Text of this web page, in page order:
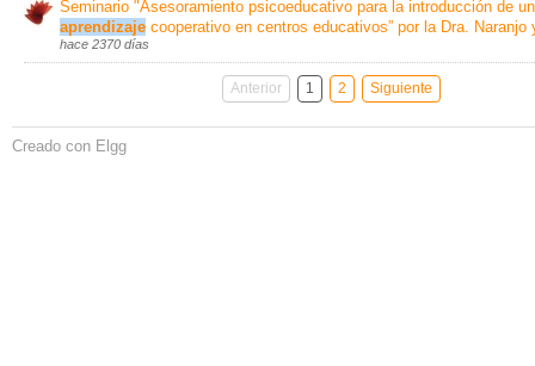
Seminario "Asesoramiento psicoeducativo para la introducción de
aprendizaje cooperativo en centros educativos” por la Dra. Naranjo
hace 2370 días
Anterior 1 2 Siguiente
Creado con Elgg